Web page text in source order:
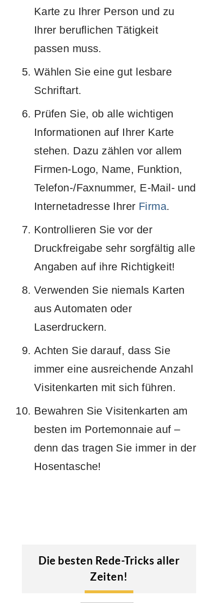
Karte zu Ihrer Person und zu
Ihrer beruflichen Tätigkeit
passen muss.
Wählen Sie eine gut lesbare
Schriftart.
Prüfen Sie, ob alle wichtigen
Informationen auf Ihrer Karte
stehen. Dazu zählen vor allem
Firmen-Logo, Name, Funktion,
Telefon-/Faxnummer, E-Mail- und
Internetadresse Ihrer Firma.
Kontrollieren Sie vor der
Druckfreigabe sehr sorgfältig alle
Angaben auf ihre Richtigkeit!
Verwenden Sie niemals Karten
aus Automaten oder
Laserdruckern.
Achten Sie darauf, dass Sie
immer eine ausreichende Anzahl
Visitenkarten mit sich führen.
Bewahren Sie Visitenkarten am
besten im Portemonnaie auf –
denn das tragen Sie immer in der
Hosentasche!